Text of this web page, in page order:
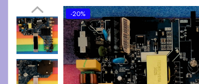
Revista Service TV
Module TCON
Driver LED
Diverse
-20%